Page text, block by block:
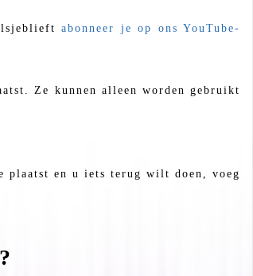
abonneer je op ons YouTube-
Ze kunnen alleen worden gebruikt
plaatst en u iets terug wilt doen, voeg